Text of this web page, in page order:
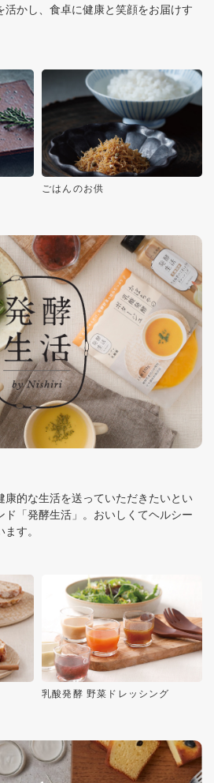
活かし、食卓に健康と笑顔をお届けす
ごはんのお供
康的な生活を送っていただきたいとい
ド「発酵生活」。おいしくてヘルシー
す。
乳酸発酵 野菜ドレッシング